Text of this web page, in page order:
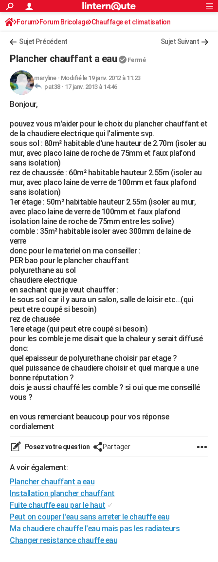
ACTUALITÉS
Politique
Société
Faits Divers
Education
Monde
Villes
+
FINANCE
Retraite
Impôts
Epargne
Immobilier
Risques naturels par ville
Banque
Assurance
Crédit
AUTO
Essais
Réserver un essai
Citadines
Berlines
SUV
Forum auto
+HIGH-TECH
Mobiles
Meilleur smartphone
Internet
Ordinateurs
Jeux vidéo
Guide high-tech
+BRICOLAGE
Forum
Aménagement intérieur
Extérieur
Cuisine
Salle de bains
Jardinage
Rangement
WEEK-END
Guides de France
Escapades
Patrimoine
Expositions
Musées
Week-end nature
LIFESTYLE
Art de vivre
Bien-être
Loisirs
Modes de vie
SANTE
Alimentation
Guide de la santé
Maladies
Médicaments
Sommeil
VOYAGE
Destinations
City break
Voyage nature
Voyage de noces
Forum
Climat
+PHOTO
GUIDES D'ACHAT
BONS PLANS
CARTE DE VOEUX
Carte de Noël
Carte Bonne année
Carte Saint-Valentin
Carte Pâques
Carte d'anniversaire
DICTIONNAIRE
Dictionnaire
Biographies
Citations
Expressions
Proverbes
PROGRAMME TV
COPAINS D'AVANT
S'inscrire
Se connecter
Lycées
Collèges
Primaires
Universités
Entreprises
Service militaire
Avis de recherche
AVIS DE DÉCÈS
FORUM
Rechercher
S'inscrire
Connexion
Forum Forum Bricolage Chauffage et climatisation
Sujet Précédent Sujet Suivant
Plancher chauffant a eau Fermé
maryline- Modifié le 19 janv. 2012 à 11:23
pat38 - 17 janv. 2013 à 14:46
Bonjour,
pouvez vous m'aider pour le choix du plancher chauffant et
de la chaudiere electrique qui l'alimente svp.
sous sol : 80m² habitable d'une hauteur de 2.70m (isoler au
mur, avec placo laine de roche de 75mm et faux plafond
sans isolation)
rez de chaussée : 60m² habitable hauteur 2.55m (isoler au
mur, avec placo laine de verre de 100mm et faux plafond
sans isolation)
1er étage : 50m² habitable hauteur 2.55m (isoler au mur,
avec placo laine de verre de 100mm et faux plafond
isolation laine de roche de 75mm entre les solive)
comble : 35m² habitable isoler avec 300mm de laine de
verre
donc pour le materiel on ma conseiller :
PER bao pour le plancher chauffant
polyurethane au sol
chaudiere electrique
en sachant que je veut chauffer :
le sous sol car il y aura un salon, salle de loisir etc...(qui
peut etre coupé si besoin)
rez de chausée
1ere etage (qui peut etre coupé si besoin)
pour les comble je me disait que la chaleur y serait diffusé
donc:
quel epaisseur de polyurethane choisir par etage ?
quel puissance de chaudiere choisir et quel marque a une
bonne réputation ?
dois je aussi chauffé les comble ? si oui que me conseillé
vous ?
en vous remerciant beaucoup pour vos réponse
cordialement
Posez votre question Partager
A voir également:
Plancher chauffant a eau
Installation plancher chauffant
Fuite chauffe eau par le haut ✓
Peut on couper l'eau sans arreter le chauffe eau
Ma chaudiere chauffe l'eau mais pas les radiateurs
Changer resistance chauffe eau